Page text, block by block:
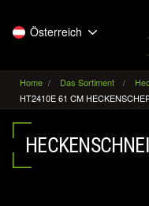
Österreich
Home Das Sortiment
HT2410E 61 CM